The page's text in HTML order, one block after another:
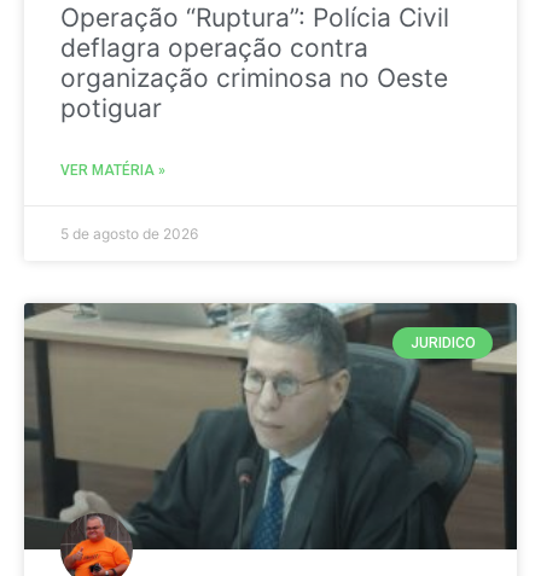
Operação “Ruptura”: Polícia Civil
deflagra operação contra
organização criminosa no Oeste
potiguar
VER MATÉRIA »
5 de agosto de 2026
JURIDICO